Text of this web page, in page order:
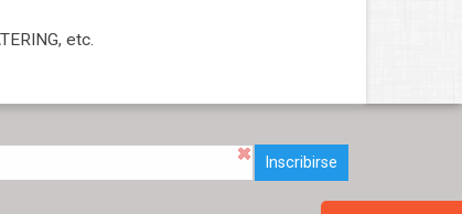
etc.
Inscribirse